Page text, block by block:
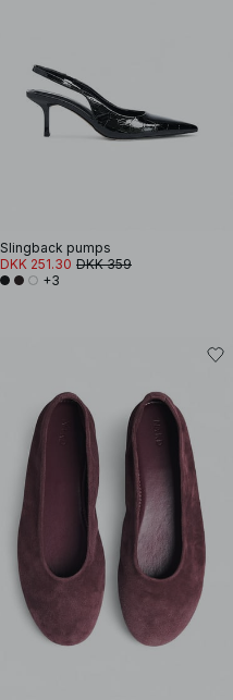
Slingback pumps
DKK 251.30 DKK 359
+3